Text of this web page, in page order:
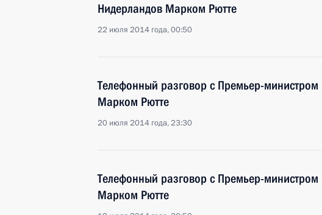
Нидерландов Марком Рютте
22 июля 2014 года, 00:50
Телефонный разговор с Премьер-министром
Марком Рютте
20 июля 2014 года, 23:30
Телефонный разговор с Премьер-министром
Марком Рютте